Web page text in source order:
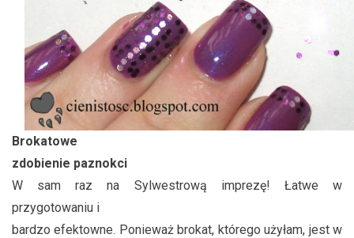
Brokatowe
zdobienie paznokci
W sam raz na Sylwestrową imprezę! Łatwe w
przygotowaniu i
bardzo efektowne. Ponieważ brokat, którego użyłam, jest w